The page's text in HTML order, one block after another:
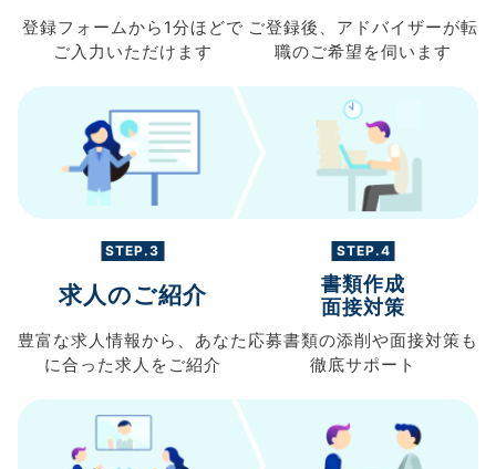
登録フォームから 1分ほどで
ご入力 いただけます
ご登録後、 アドバイザーが転
職のご希望を伺います
STEP.3
求人のご紹介
豊富な求人情報から、 あなた
に合った求人を ご紹介
STEP.4
書類作成
面接対策
応募書類の添削や面接対策も
徹底サポート